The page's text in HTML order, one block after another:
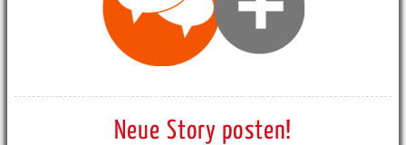
Neue Story posten!